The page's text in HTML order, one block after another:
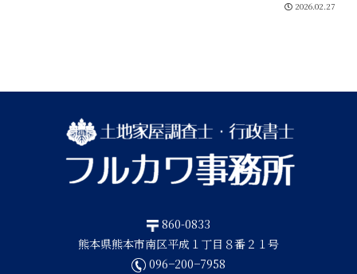
2026.02.27
860-0833
熊本県熊本市南区平成１丁目８番２１号
096−200−7958